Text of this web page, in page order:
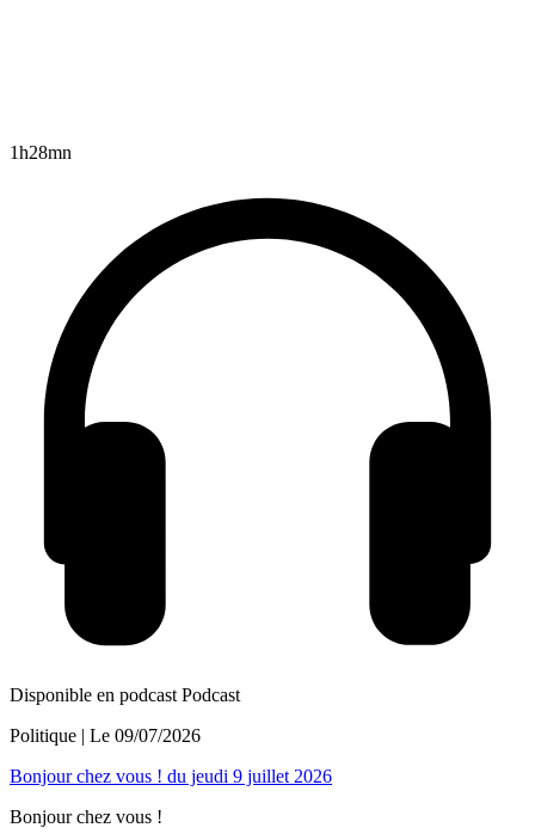
1h28mn
Disponible en podcast Podcast
Politique | Le 09/07/2026
Bonjour chez vous ! du jeudi 9 juillet 2026
Bonjour chez vous !